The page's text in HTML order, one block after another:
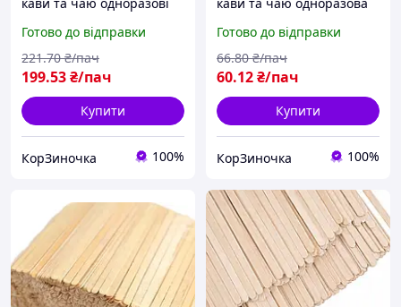
мм)(Швидкоff) паличка
мішалка для напоїв
Готово до відправки
199.53₴/пач
221.70 ₴/пач
Купити
КорЗиночка 100%
паличка мішалка для
напоїв
Готово до відправки
60.12₴/пач
66.80 ₴/пач
Купити
КорЗиночка 100%